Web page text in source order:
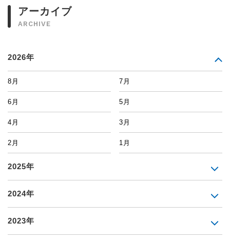
アーカイブ
ARCHIVE
2026年
8月 7月
6月 5月
4月 3月
2月 1月
2025年
2024年
2023年